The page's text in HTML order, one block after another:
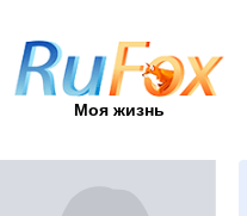
Моя жизнь